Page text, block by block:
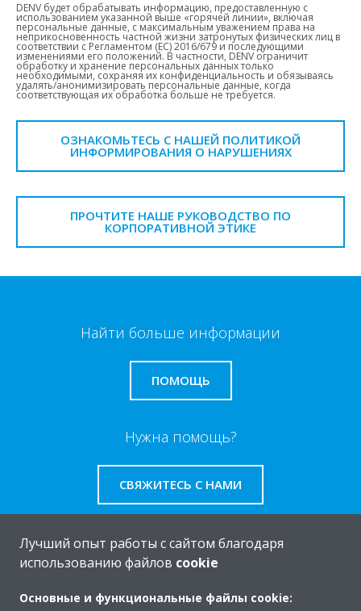
DENV будет обрабатывать информацию, предоставленную с
использованием указанной выше «горячей линии», включая
персональные данные, с максимальным уважением права на
неприкосновенность частной жизни затронутых физических лиц в
соответствии с Регламентом (ЕС) 2016/679 и последующими
изменениями его положений. В частности, DENV ограничит
обработку и хранение персональных данных только
необходимыми, сохраняя их конфиденциальность и обязываясь
удалять/анонимизировать персональные данные, когда
соответствующая их обработка больше не требуется.
ОЗНАКОМЬТЕСЬ С НАШЕЙ ПОЛИТИКОЙ
ИНФОРМИРОВАНИЯ О НАРУШЕНИЯХ
ПРОЧТИТЕ НАШЕ РУКОВОДСТВО ПО
КОРПОРАТИВНОЙ ЭТИКЕ
Найти больше информации
ПОМОЩЬ
Нужна помощь?
СВЯЖИТЕСЬ С НАМИ
Лучший опыт работы с сайтом благодаря
использованию файлов cookie
Основные и функциональные файлы cookie: